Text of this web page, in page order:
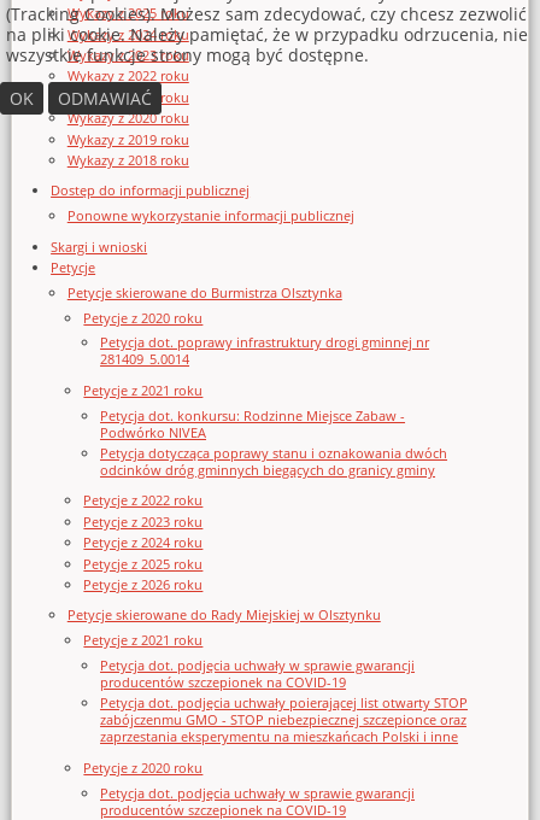
Wykazy z 2025 roku
Wykazy z 2024 roku
Wykazy z 2023 roku
Wykazy z 2022 roku
Wykazy z 2021 roku
Wykazy z 2020 roku
Wykazy z 2019 roku
Wykazy z 2018 roku
Dostęp do informacji publicznej
Ponowne wykorzystanie informacji publicznej
Skargi i wnioski
Petycje
Petycje skierowane do Burmistrza Olsztynka
Petycje z 2020 roku
Petycja dot. poprawy infrastruktury drogi gminnej nr
281409_5.0014
Petycje z 2021 roku
Petycja dot. konkursu: Rodzinne Miejsce Zabaw -
Podwórko NIVEA
Petycja dotycząca poprawy stanu i oznakowania dwóch
odcinków dróg gminnych biegących do granicy gminy
Petycje z 2022 roku
Petycje z 2023 roku
Petycje z 2024 roku
Petycje z 2025 roku
Petycje z 2026 roku
Petycje skierowane do Rady Miejskiej w Olsztynku
Petycje z 2021 roku
Petycja dot. podjęcia uchwały w sprawie gwarancji
producentów szczepionek na COVID-19
Petycja dot. podjęcia uchwały poierającej list otwarty STOP
zabójczenmu GMO - STOP niebezpiecznej szczepionce oraz
zaprzestania eksperymentu na mieszkańcach Polski i inne
Petycje z 2020 roku
Petycja dot. podjęcia uchwały w sprawie gwarancji
producentów szczepionek na COVID-19
(Tracking Cookies). Możesz sam zdecydować, czy chcesz zezwolić
na pliki cookie. Należy pamiętać, że w przypadku odrzucenia, nie
wszystkie funkcje strony mogą być dostępne.
OK
ODMAWIAĆ